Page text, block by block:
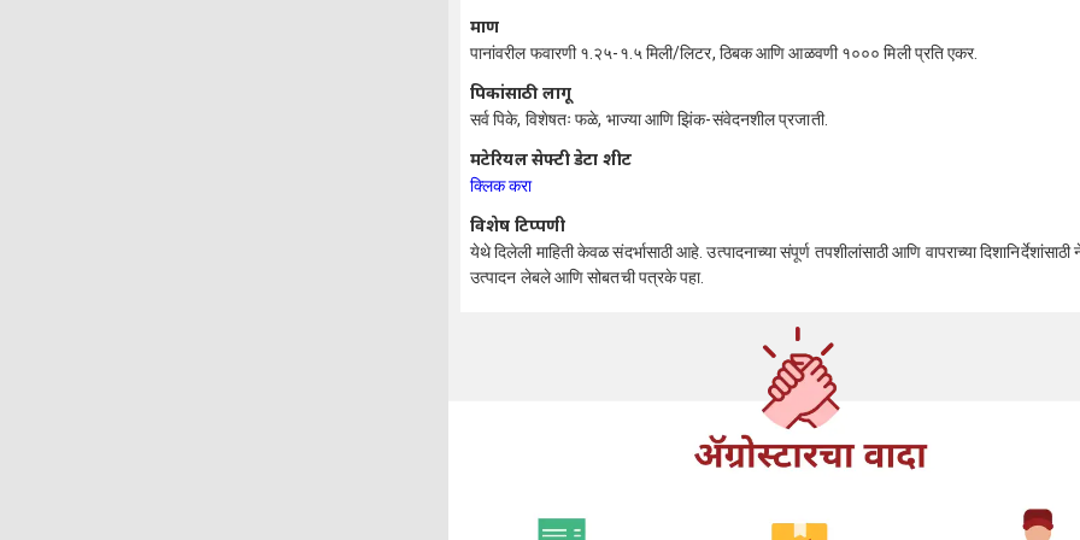
प्रमाण
पानांवरील फवारणी १.२५-१.५ मिली/लिटर, ठिबक आणि आळवणी १००० मिली प्रति एकर.
पिकांसाठी लागू
सर्व पिके, विशेषतः फळे, भाज्या आणि झिंक-संवेदनशील प्रजाती.
मटेरियल सेफ्टी डेटा शीट
क्लिक करा
विशेष टिप्पणी
येथे दिलेली माहिती केवळ संदर्भासाठी आहे. उत्पादनाच्या संपूर्ण तपशीलांसाठी आणि वापराच्या दिशानिर्देशांसाठी
उत्पादन लेबले आणि सोबतची पत्रके पहा.